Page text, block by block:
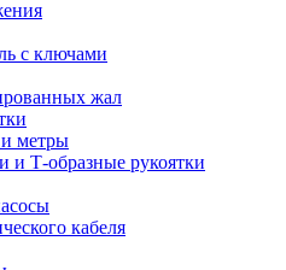
с ключами
жал
метры
Т-образные рукоятки
кабеля